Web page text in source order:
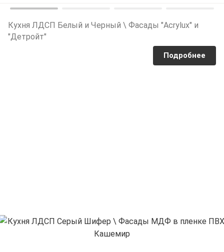
Кухня ЛДСП Белый и Черный \ Фасады "Acrylux" и
"Детройт"
Подробнее